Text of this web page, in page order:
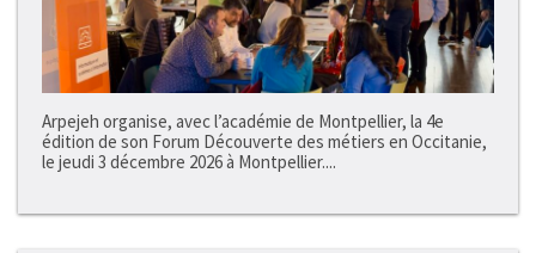
Arpejeh organise, avec l’académie de Montpellier, la 4e
édition de son Forum Découverte des métiers en Occitanie,
le jeudi 3 décembre 2026 à Montpellier....